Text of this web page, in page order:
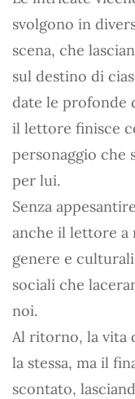
svolgono in
scena, che
sul destino di
date le profonde
il lettore finisce
personaggio che
per lui.
Senza
anche il lettore a
genere e
sociali che
noi.
Al ritorno, la vita
la stessa, ma il
scontato,